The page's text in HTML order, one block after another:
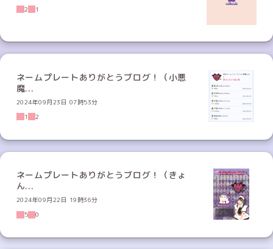
2
1
ネームプレートありがとうブログ！（小悪
魔...
2024年09月23日 07時53分
1
2
ネームプレートありがとうブログ！（きょ
ん...
2024年09月22日 19時36分
5
0